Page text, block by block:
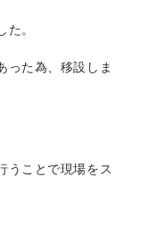
。
った為、移設しま
うことで現場をス